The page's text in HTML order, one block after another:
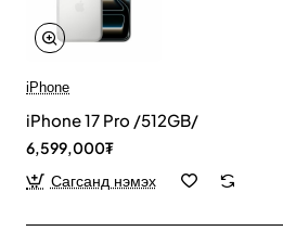
iPhone
iPhone 17 Pro /512GB/
6,599,000₮
Сагсанд нэмэх